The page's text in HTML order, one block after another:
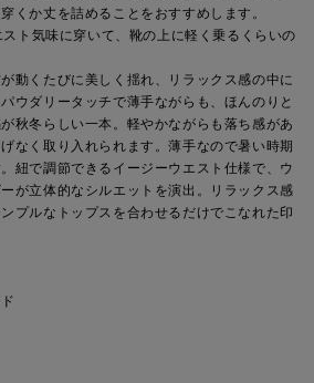
くか丈を詰めることをおすすめします。
ト気味に穿いて、靴の上に軽く乗るくらいの
動くたびに美しく揺れ、リラックス感の中に
ウダリータッチで薄手ながらも、ほんのりと
秋冬らしい一本。軽やかながらも落ち感があ
なく取り入れられます。薄手なので暑い時期
紐で調節できるイージーウエスト仕様で、ウ
が立体的なシルエットを演出。リラックス感
プルなトップスを合わせるだけでこなれた印